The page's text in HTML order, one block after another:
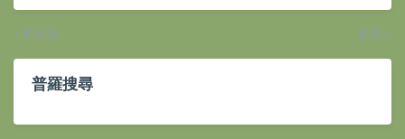
較新的 較舊
普羅搜尋